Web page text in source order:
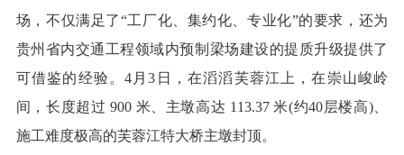
场，不仅满足了“工厂化、集约化、专业化”的要求，还为
贵州省内交通工程领域内预制梁场建设的提质升级提供了
可借鉴的经验。4月3日，在滔滔芙蓉江上，在崇山峻岭
间，长度超过 900 米、主墩高达 113.37 米(约40层楼高)、
施工难度极高的芙蓉江特大桥主墩封顶。